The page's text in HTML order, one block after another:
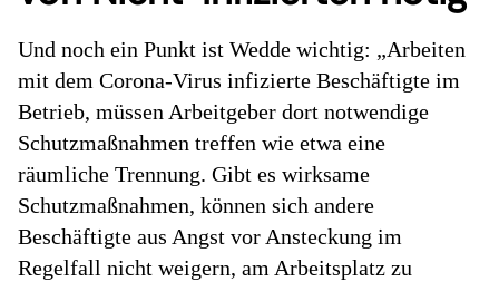
Und noch ein Punkt ist Wedde wichtig: „Arbeiten
mit dem Corona-Virus infizierte Beschäftigte im
Betrieb, müssen Arbeitgeber dort notwendige
Schutzmaßnahmen treffen wie etwa eine
räumliche Trennung. Gibt es wirksame
Schutzmaßnahmen, können sich andere
Beschäftigte aus Angst vor Ansteckung im
Regelfall nicht weigern, am Arbeitsplatz zu